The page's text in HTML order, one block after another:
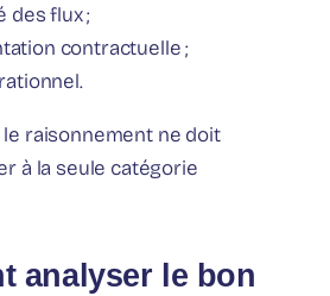
des flux ;
contractuelle ;
raisonnement ne doit
à la seule catégorie
analyser le bon